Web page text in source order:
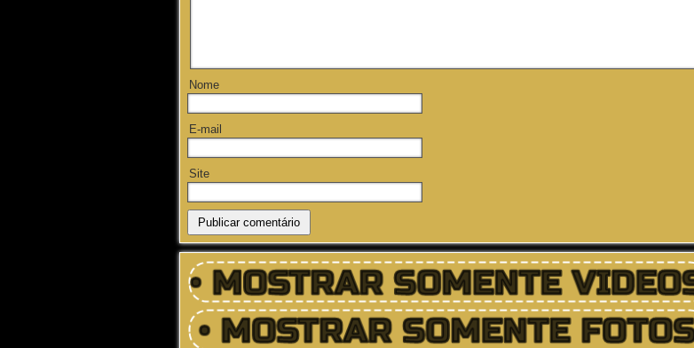
Nome
E-mail
Site